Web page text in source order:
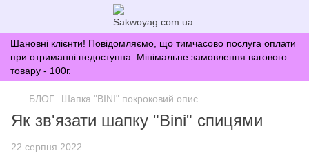
Шановні клієнти! Повідомляємо, що тимчасово послуга оплати
при отриманні недоступна. Мінімальне замовлення вагового
товару - 100г.
БЛОГ Шапка "BINI" покроковий опис
Як зв'язати шапку "Bini" спицями
22 серпня 2022